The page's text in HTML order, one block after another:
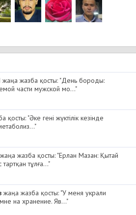
жаңа жазба қосты: "День бороды:
части мужской мо..."
қосты: "Әке гені жүктілік кезінде
жаңа жазба қосты: "Ерлан Мазан: Қытай
тұлға..."
жаңа жазба қосты: "У меня украли
на хранение. Яв..."